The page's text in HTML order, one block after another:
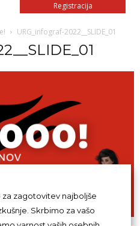
Registracija
URG_infograf-2022__SLIDE_01
zagotovitev najboljše
Skrbimo za vašo